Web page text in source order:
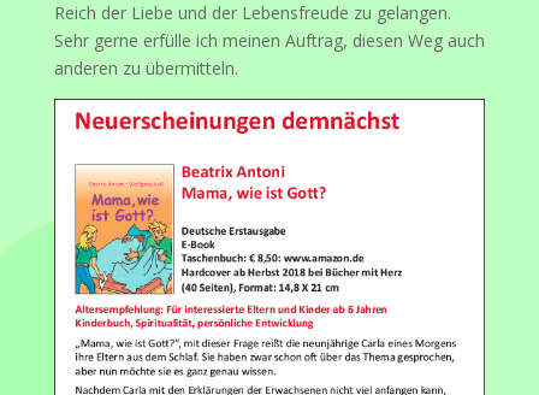
Reich der Liebe und der Lebensfreude zu gelangen.
Sehr gerne erfülle ich meinen Auftrag, diesen Weg auch
anderen zu übermitteln.